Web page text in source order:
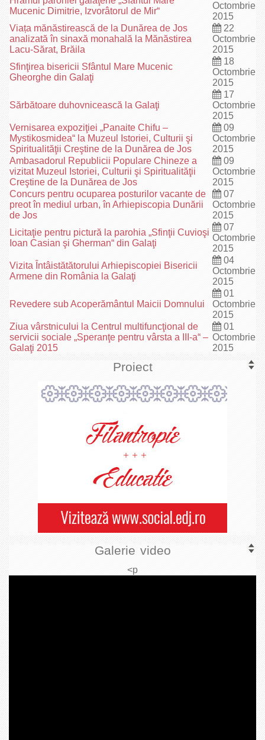
Mucenic Dimitrie, Izvorâtorul de Mir“
Octombrie
2015
Viața mănăstirească de la Dunărea de Jos
analizată în sinaxă monahală la Mănăstirea
Lacu-Sărat, Brăila
22
Octombrie
2015
Sfinţirea bisericii Sfântul Mare Mucenic
Gheorghe din Galaţi
18
Octombrie
2015
Sărbătoare duhovnicească la Galaţi
17
Octombrie
2015
Vernisarea expoziţiei „Panaite Chifu –
Mystikosmidea“ la Muzeul Istoriei, Culturii şi
Spiritualităţii Creştine de la Dunărea de Jos
09
Octombrie
2015
Ambasadorul Republicii Populare Chineze a
vizitat Muzeul Istoriei, Culturii şi Spiritualităţii
Creştine de la Dunărea de Jos
09
Octombrie
2015
Concurs pentru ocuparea posturilor vacante de
preot în mediul urban, în Arhiepiscopia Dunării
de Jos
07
Octombrie
2015
Licitaţie pentru pictură la parohia „Sfinţii Cuvioşi
Ioan Casian şi Gherman“ din Galaţi
07
Octombrie
2015
Vizita Întâistătătorului Arhiepiscopiei Bisericii
Armene din România la Galaţi
04
Octombrie
2015
Revedere sub Acoperământul Maicii Domnului
01
Octombrie
2015
Ziua vârstnicului la Centrul multifuncţional de
servicii sociale „Speranţe pentru vârsta a III-a“ –
Galaţi 2015
01
Octombrie
2015
Proiect
Galerie video
<p